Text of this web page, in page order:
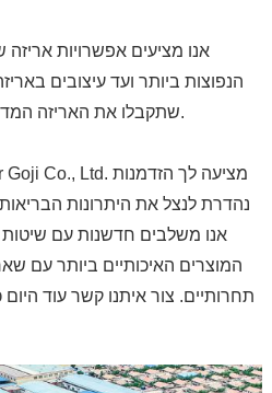
אנו מציעים אפשרויות
הנפוצות ביותר ועד עיצובים
שתקבלו את האריזה המדויקת העונה על הצרכים שלכם.
נהדרת לנצל את היתרונות
אנו משלבים חדשנות עם
המוצרים האיכותיים ביותר עם
תחרותיים. צור איתנו קשר עוד